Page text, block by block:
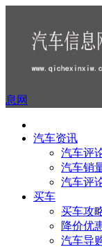
息网
汽车资讯
汽车评
汽车销
汽车评
买车
买车攻
降价优
汽车导